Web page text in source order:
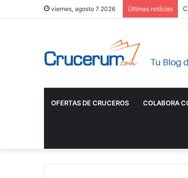
viernes, agosto 7 2026 Últimas notícias
OFERTAS DE CRUCEROS COLABORA